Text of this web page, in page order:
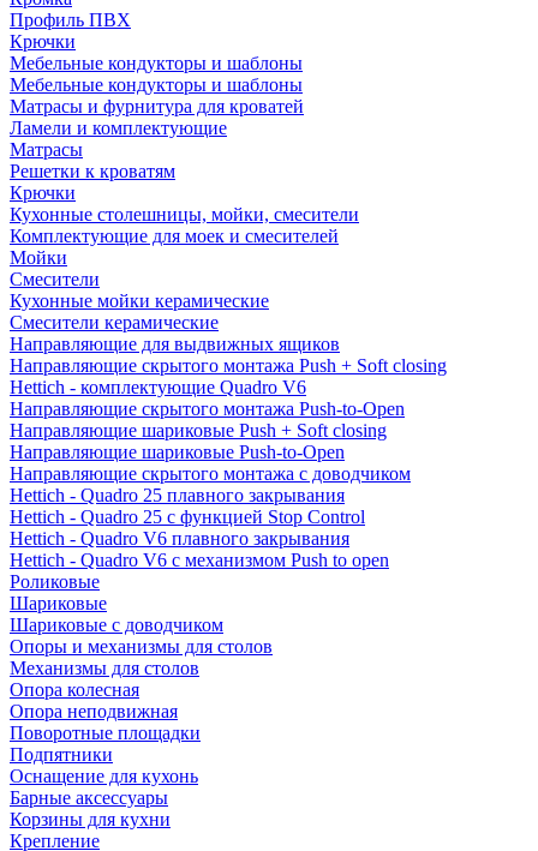
Профиль ПВХ
Крючки
Мебельные кондукторы и шаблоны
Мебельные кондукторы и шаблоны
Матрасы и фурнитура для кроватей
Ламели и комплектующие
Матрасы
Решетки к кроватям
Крючки
Кухонные столешницы, мойки, смесители
Комплектующие для моек и смесителей
Мойки
Смесители
Кухонные мойки керамические
Смесители керамические
Направляющие для выдвижных ящиков
Направляющие скрытого монтажа Push + Soft closing
Hettich - комплектующие Quadro V6
Направляющие скрытого монтажа Push-to-Open
Направляющие шариковые Push + Soft closing
Направляющие шариковые Push-to-Open
Направляющие скрытого монтажа с доводчиком
Hettich - Quadro 25 плавного закрывания
Hettich - Quadro 25 с функцией Stop Control
Hettich - Quadro V6 плавного закрывания
Hettich - Quadro V6 с механизмом Push to open
Роликовые
Шариковые
Шариковые с доводчиком
Опоры и механизмы для столов
Механизмы для столов
Опора колесная
Опора неподвижная
Поворотные площадки
Подпятники
Оснащение для кухонь
Барные аксессуары
Корзины для кухни
Крепление